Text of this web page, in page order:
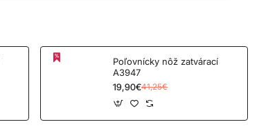
Poľovnícky nôž zatvárací
A3947
19,90€41,25€